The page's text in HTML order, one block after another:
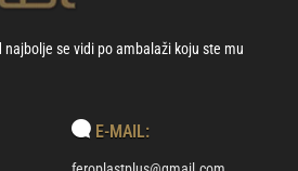
najbolje se vidi po ambalaži koju ste mu
E-MAIL: